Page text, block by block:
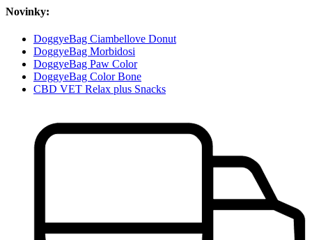
Novinky:
DoggyeBag Ciambellove Donut
DoggyeBag Morbidosi
DoggyeBag Paw Color
DoggyeBag Color Bone
CBD VET Relax plus Snacks